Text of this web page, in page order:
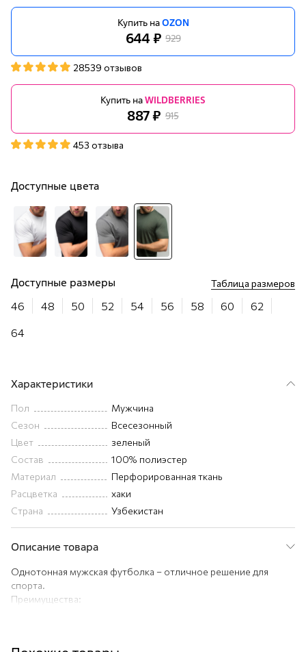
Купить наOZON
644 ₽ 929
28539 отзывов
Купить наWILDBERRIES
887 ₽ 915
453 отзыва
Доступные цвета
Доступные размеры Таблица размеров
46 48 50 52 54 56 58 60 62
64
Характеристики
Пол
Мужчина
Сезон
Всесезонный
Цвет
зеленый
Состав
100% полиэстер
Материал
Перфорированная ткань
Расцветка
хаки
Страна
Узбекистан
Описание товара
Однотонная мужская футболка – отличное решение для
спорта.
Преимущества: